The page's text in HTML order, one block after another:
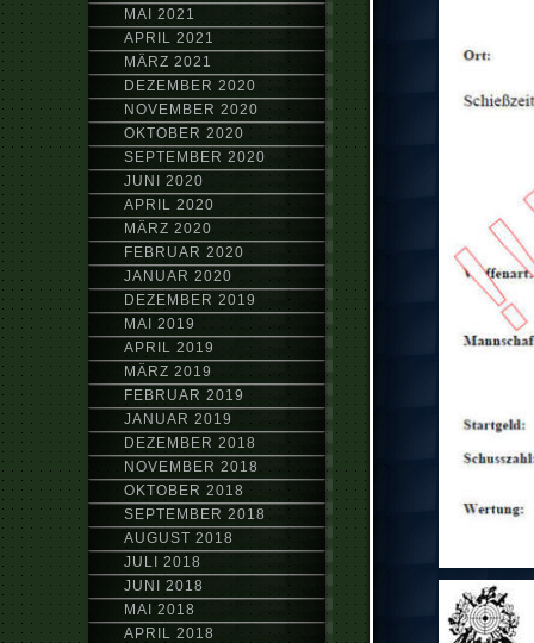
MAI 2021
APRIL 2021
MÄRZ 2021
DEZEMBER 2020
NOVEMBER 2020
OKTOBER 2020
SEPTEMBER 2020
JUNI 2020
APRIL 2020
MÄRZ 2020
FEBRUAR 2020
JANUAR 2020
DEZEMBER 2019
MAI 2019
APRIL 2019
MÄRZ 2019
FEBRUAR 2019
JANUAR 2019
DEZEMBER 2018
NOVEMBER 2018
OKTOBER 2018
SEPTEMBER 2018
AUGUST 2018
JULI 2018
JUNI 2018
MAI 2018
APRIL 2018